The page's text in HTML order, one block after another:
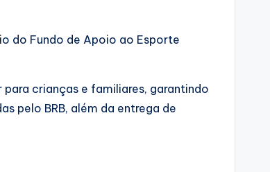
do Fundo de Apoio ao Esporte
crianças e familiares, garantindo
pelo BRB, além da entrega de